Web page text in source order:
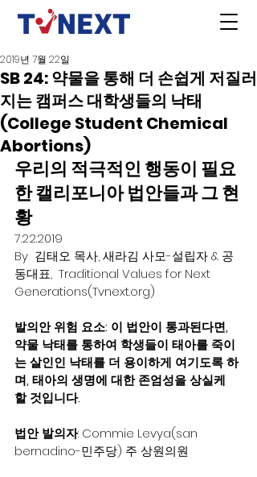
SB 24: 약물을 통해 더 손쉽게 저질러
지는 캠퍼스 대학생들의 낙태
(College Student Chemical
Abortions)
2019년 7월 22일
우리의 적극적인 행동이 필요
한 캘리포니아 법안들과그현
황
7.22.2019
By  김태오 목사, 새라김 사모-설립자 & 공
동대표,  Traditional Values for Next
Generations(Tvnext.org)
발의안 위험 요소: 이 법안이 통과된다면,
약물 낙태를 통하여 학생들이 태아를 죽이
는 살인인 낙태를 더 용이하게 여기도록 하
며, 태아의 생명에 대한 존엄성을 상실케
할 것입니다.
법안 발의자: Commie Levya(san
bernadino-민주당) 주 상원의원